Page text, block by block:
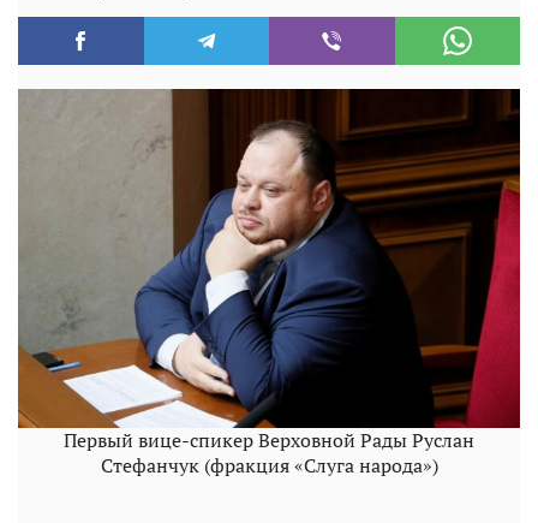
Первый вице-спикер Верховной Рады Руслан
Стефанчук (фракция «Слуга народа»)